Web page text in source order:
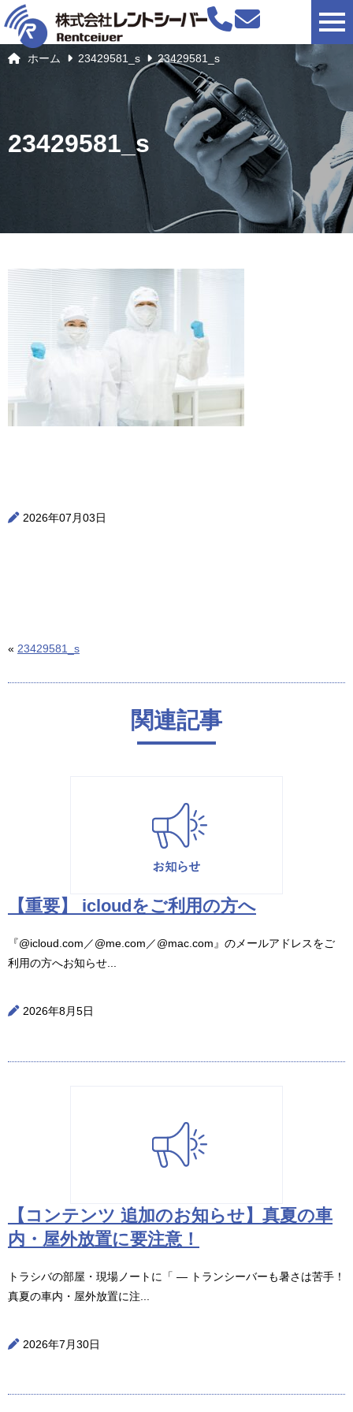
ホーム 23429581_s 23429581_s
23429581_s
2026年07月03日
« 23429581_s
関連記事
【重要】 icloudをご利用の方へ
『@icloud.com／@me.com／@mac.com』のメールアドレスをご
利用の方へお知らせ...
2026年8月5日
【コンテンツ 追加のお知らせ】真夏の車
内・屋外放置に要注意！
トラシバの部屋・現場ノートに「 ― トランシーバーも暑さは苦手！
真夏の車内・屋外放置に注...
2026年7月30日